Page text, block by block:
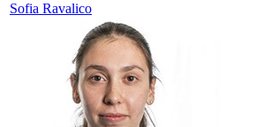
Sofia Ravalico